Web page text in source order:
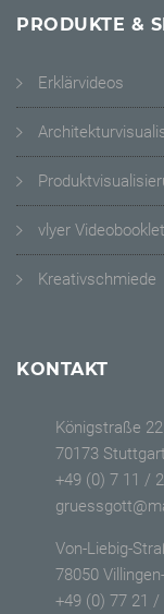
PRODUKTE &
Erklärvideos
vlyer
Kreativschmiede
KONTAKT
Königstraße 22
70173 Stuttgart
+49 (0) 7 11 /
Von-Liebig-
78050
+49 (0) 77 21 /